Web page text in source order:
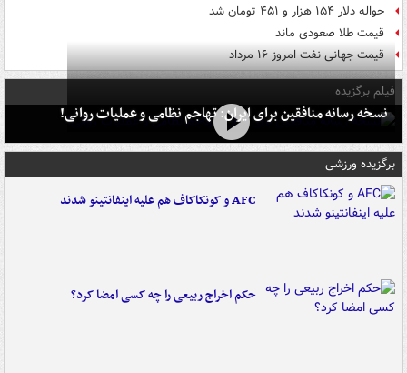
حواله دلار ۱۵۴ هزار و ۴۵۱ تومان شد
قیمت طلا صعودی ماند
قیمت جهانی نفت امروز ۱۶ مرداد
فیلم برگزیده
نسخه رسانه منافقین برای ایران: تهاجم نظامی و عملیات روانی!
برگزیده ورزشی
AFC و کونکاکاف هم علیه اینفانتینو شدند
حکم اخراج ربیعی را چه کسی امضا کرد؟